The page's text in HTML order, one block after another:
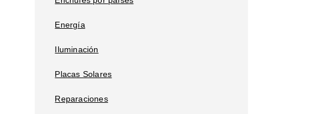
Energía
Iluminación
Placas Solares
Reparaciones